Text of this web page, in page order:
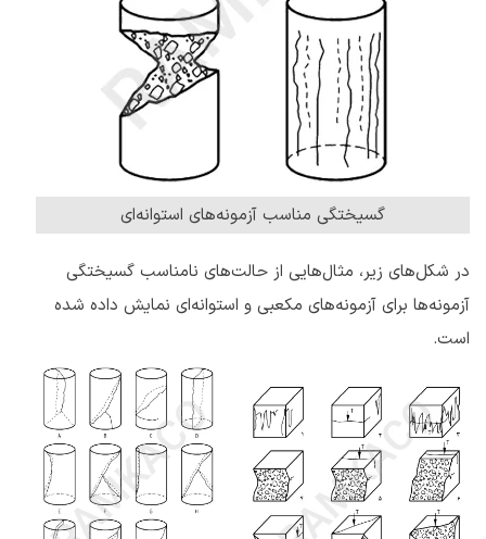
گسیختگی مناسب آزمونه‌های استوانه‌ای
در شکل‌های زیر، مثال‌هایی از حالت‌های نامناسب گسیختگی
آزمونه‌ها برای آزمونه‌های مکعبی و استوانه‌ای نمایش داده شده
است.